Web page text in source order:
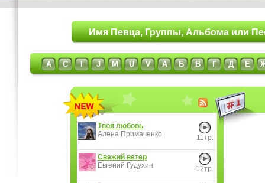
Имя Певца, Группы, Альбома или
A C I J M U V А Б В Г Д Е
Твоя любовь
Алена Примаченко
11тр.
Свежий ветер
Евгений Гудухин
12тр.